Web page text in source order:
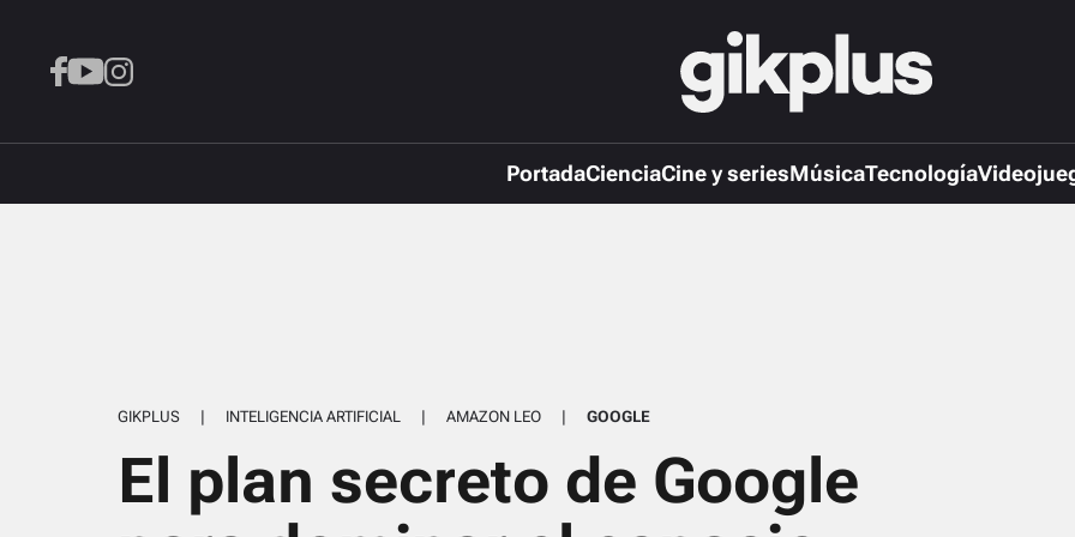
PortadaCienciaCine y seriesMúsicaTecnología
GIKPLUS | INTELIGENCIA ARTIFICIAL | AMAZON LEO | GOOGLE
El plan secreto de Google